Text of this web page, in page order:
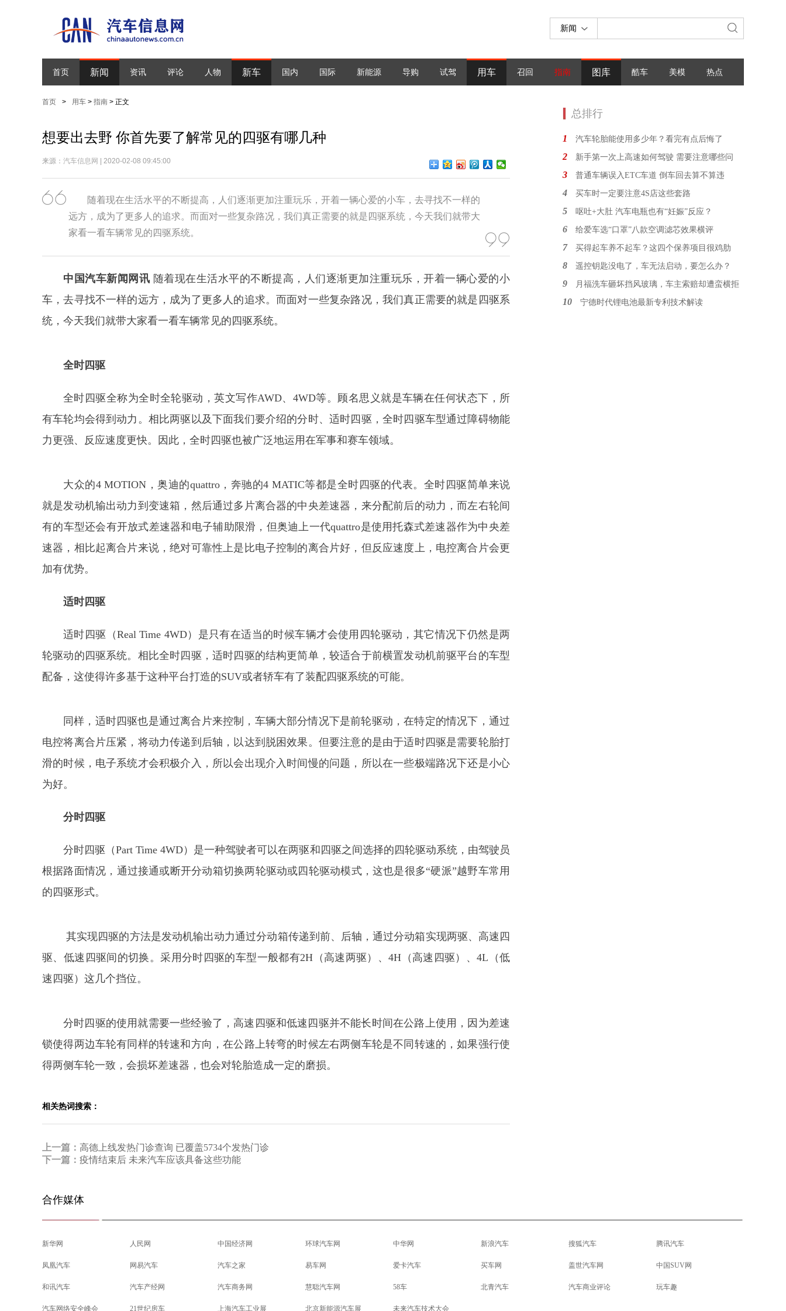
新闻
首页 新闻 资讯 评论 人物 新车 国内 国际 新能源 导购 试驾 用车 召回 指南 图库 酷车 美模 热点
首页 > 用车 > 指南 > 正文
想要出去野 你首先要了解常见的四驱有哪几种
来源： 汽车信息网 | 2020-02-08 09:45:00
随着现在生活水平的不断提高，人们逐渐更加注重玩乐，开着一辆心爱的小车，去寻找不一样的
远方，成为了更多人的追求。而面对一些复杂路况，我们真正需要的就是四驱系统，今天我们就带大
家看一看车辆常见的四驱系统。
中国汽车新闻网讯 随着现在生活水平的不断提高，人们逐渐更加注重玩乐，开着一辆心爱的小
车，去寻找不一样的远方，成为了更多人的追求。而面对一些复杂路况，我们真正需要的就是四驱系
统，今天我们就带大家看一看车辆常见的四驱系统。
全时四驱
全时四驱全称为全时全轮驱动，英文写作AWD、4WD等。顾名思义就是车辆在任何状态下，所
有车轮均会得到动力。相比两驱以及下面我们要介绍的分时、适时四驱，全时四驱车型通过障碍物能
力更强、反应速度更快。因此，全时四驱也被广泛地运用在军事和赛车领域。
大众的4 MOTION，奥迪的quattro，奔驰的4 MATIC等都是全时四驱的代表。全时四驱简单来说
就是发动机输出动力到变速箱，然后通过多片离合器的中央差速器，来分配前后的动力，而左右轮间
有的车型还会有开放式差速器和电子辅助限滑，但奥迪上一代quattro是使用托森式差速器作为中央差
速器，相比起离合片来说，绝对可靠性上是比电子控制的离合片好，但反应速度上，电控离合片会更
加有优势。
适时四驱
适时四驱（Real Time 4WD）是只有在适当的时候车辆才会使用四轮驱动，其它情况下仍然是两
轮驱动的四驱系统。相比全时四驱，适时四驱的结构更简单，较适合于前横置发动机前驱平台的车型
配备，这使得许多基于这种平台打造的SUV或者轿车有了装配四驱系统的可能。
同样，适时四驱也是通过离合片来控制，车辆大部分情况下是前轮驱动，在特定的情况下，通过
电控将离合片压紧，将动力传递到后轴，以达到脱困效果。但要注意的是由于适时四驱是需要轮胎打
滑的时候，电子系统才会积极介入，所以会出现介入时间慢的问题，所以在一些极端路况下还是小心
为好。
分时四驱
分时四驱（Part Time 4WD）是一种驾驶者可以在两驱和四驱之间选择的四轮驱动系统，由驾驶员
根据路面情况，通过接通或断开分动箱切换两轮驱动或四轮驱动模式，这也是很多“硬派”越野车常用
的四驱形式。
其实现四驱的方法是发动机输出动力通过分动箱传递到前、后轴，通过分动箱实现两驱、高速四
驱、低速四驱间的切换。采用分时四驱的车型一般都有2H（高速两驱）、4H（高速四驱）、4L（低
速四驱）这几个挡位。
分时四驱的使用就需要一些经验了，高速四驱和低速四驱并不能长时间在公路上使用，因为差速
锁使得两边车轮有同样的转速和方向，在公路上转弯的时候左右两侧车轮是不同转速的，如果强行使
得两侧车轮一致，会损坏差速器，也会对轮胎造成一定的磨损。
相关热词搜索：
上一篇： 高德上线发热门诊查询 已覆盖5734个发热门诊
下一篇： 疫情结束后 未来汽车应该具备这些功能
总排行
1 汽车轮胎能使用多少年？看完有点后悔了
2 新手第一次上高速如何驾驶 需要注意哪些问
3 普通车辆误入ETC车道 倒车回去算不算违
4 买车时一定要注意4S店这些套路
5 呕吐+大肚 汽车电瓶也有“妊娠”反应？
6 给爱车选“口罩”八款空调滤芯效果横评
7 买得起车养不起车？这四个保养项目很鸡肋
8 遥控钥匙没电了，车无法启动，要怎么办？
9 月福洗车砸坏挡风玻璃，车主索赔却遭蛮横拒
10 宁德时代锂电池最新专利技术解读
合作媒体
新华网 人民网 中国经济网 环球汽车网 中华网 新浪汽车 搜狐汽车 腾讯汽车
凤凰汽车 网易汽车 汽车之家 易车网 爱卡汽车 买车网 盖世汽车网 中国SUV网
和讯汽车 汽车产经网 汽车商务网 慧聪汽车网 58车 北青汽车 汽车商业评论 玩车趣
汽车网络安全峰会 21世纪房车 上海汽车工业展 北京新能源汽车展 未来汽车技术大会